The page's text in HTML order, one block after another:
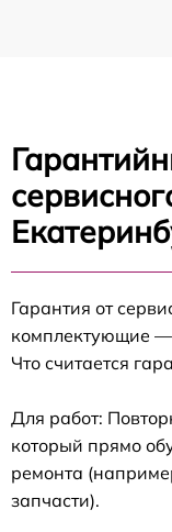
Гарантия от
комплектующие —
Что считается
Для работ:
который прямо
ремонта
запчасти).